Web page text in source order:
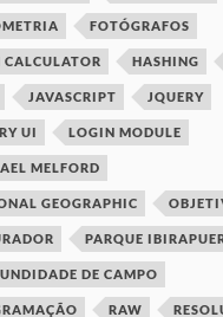
FOTÓGRAFOS
CALCULATOR HASHING
JAVASCRIPT JQUERY
UI LOGIN MODULE
MELFORD
GEOGRAPHIC
PARQUE
DE CAMPO
RAW